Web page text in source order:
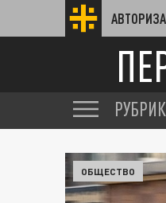
ОБЩЕСТВО